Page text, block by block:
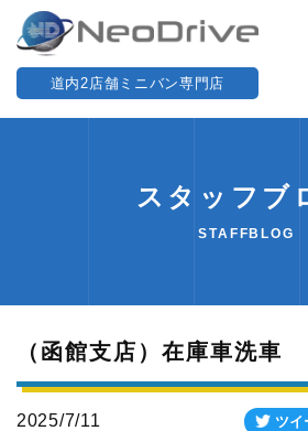
道内2店舗ミニバン専門店
スタッフブ
STAFFBLOG
（函館支店）在庫車洗車
2025/7/11 ツイ